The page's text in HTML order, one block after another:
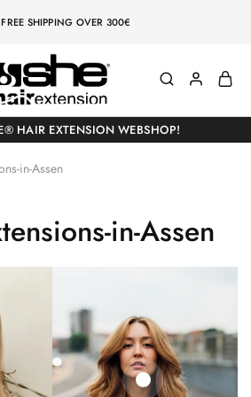
FREE SHIPPING OVER 300€
HAIR EXTENSION WEBSHOP!
in-Assen
in-Assen